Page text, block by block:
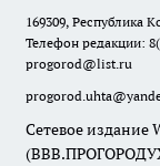
169309, Республика
Телефон редакции:
progorod@list.ru
Сетевое издание